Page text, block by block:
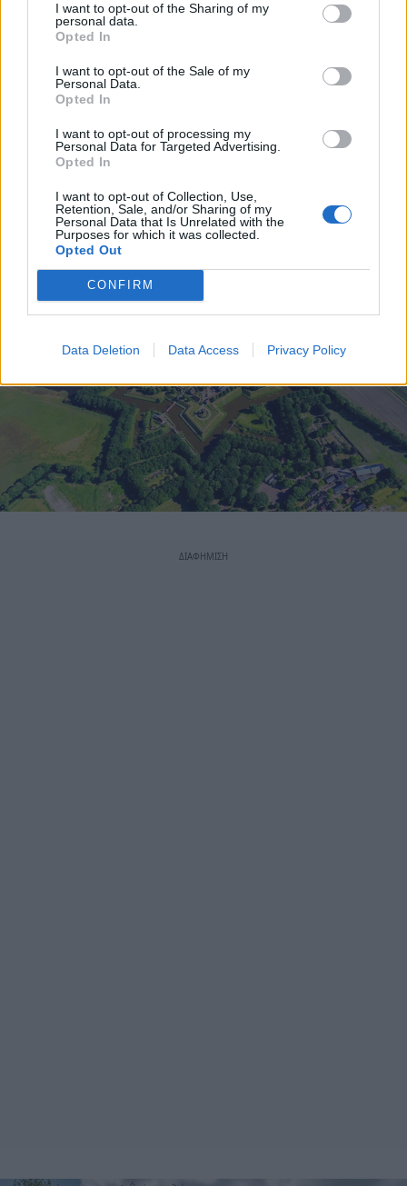
I want to opt-out of the Sharing of my
personal data.
Opted In
I want to opt-out of the Sale of my
Personal Data.
Opted In
I want to opt-out of processing my
Personal Data for Targeted Advertising.
Opted In
I want to opt-out of Collection, Use,
Retention, Sale, and/or Sharing of my
Personal Data that Is Unrelated with the
Purposes for which it was collected.
Opted Out
CONFIRM
Data Deletion Data Access Privacy Policy